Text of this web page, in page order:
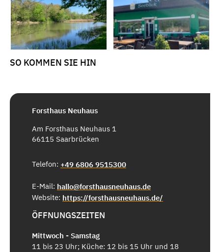
SO KOMMEN SIE HIN
Forsthaus Neuhaus
Am Forsthaus Neuhaus 1
66115 Saarbrücken
Telefon: +49 6806 9515300
E-Mail: hallo@forsthausneuhaus.de
Website: https://forsthausneuhaus.de/
ÖFFNUNGSZEITEN
Mittwoch - Samstag
11 bis 23 Uhr; Küche: 12 bis 15 Uhr und 18